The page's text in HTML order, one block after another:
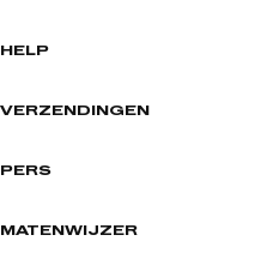
HELP
VERZENDINGEN
PERS
MATENWIJZER